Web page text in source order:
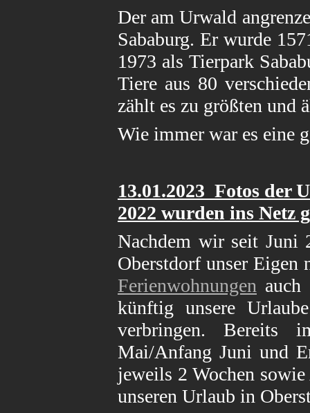
Der am Urwald
Sababurg. Er wurde
1973 als Tierpark
Tiere aus 80
zählt es zu größten und
Wie immer war es eine
13.01.2023 Fotos der
2022 wurden ins Netz
Nachdem wir seit Juni
Oberstdorf unser Eigen
Ferienwohnungen auch
künftig unsere
verbringen. Bereits
Mai/Anfang Juni und
jeweils 2 Wochen
unseren Urlaub in